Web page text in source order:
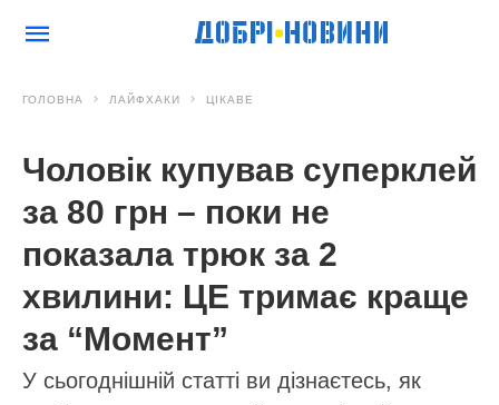
ГОЛОВНА ЛАЙФХАКИ ЦІКАВЕ
Чоловік купував суперклей
за 80 грн – поки не
показала трюк за 2
хвилини: ЦЕ тримає краще
за “Момент”
У сьогоднішній статті ви дізнаєтесь, як